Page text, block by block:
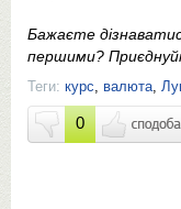
Бажаєте
першими?
Теги: курс, валюта,
0